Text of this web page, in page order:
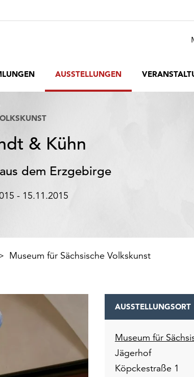
AUSSTELLUNGEN
& Kühn
dem Erzgebirge
- 15.11.2015
Museum für Sächsische Volkskunst
AUSSTELLUNGSORT
Museum für
Jägerhof
Köpckestraße 1